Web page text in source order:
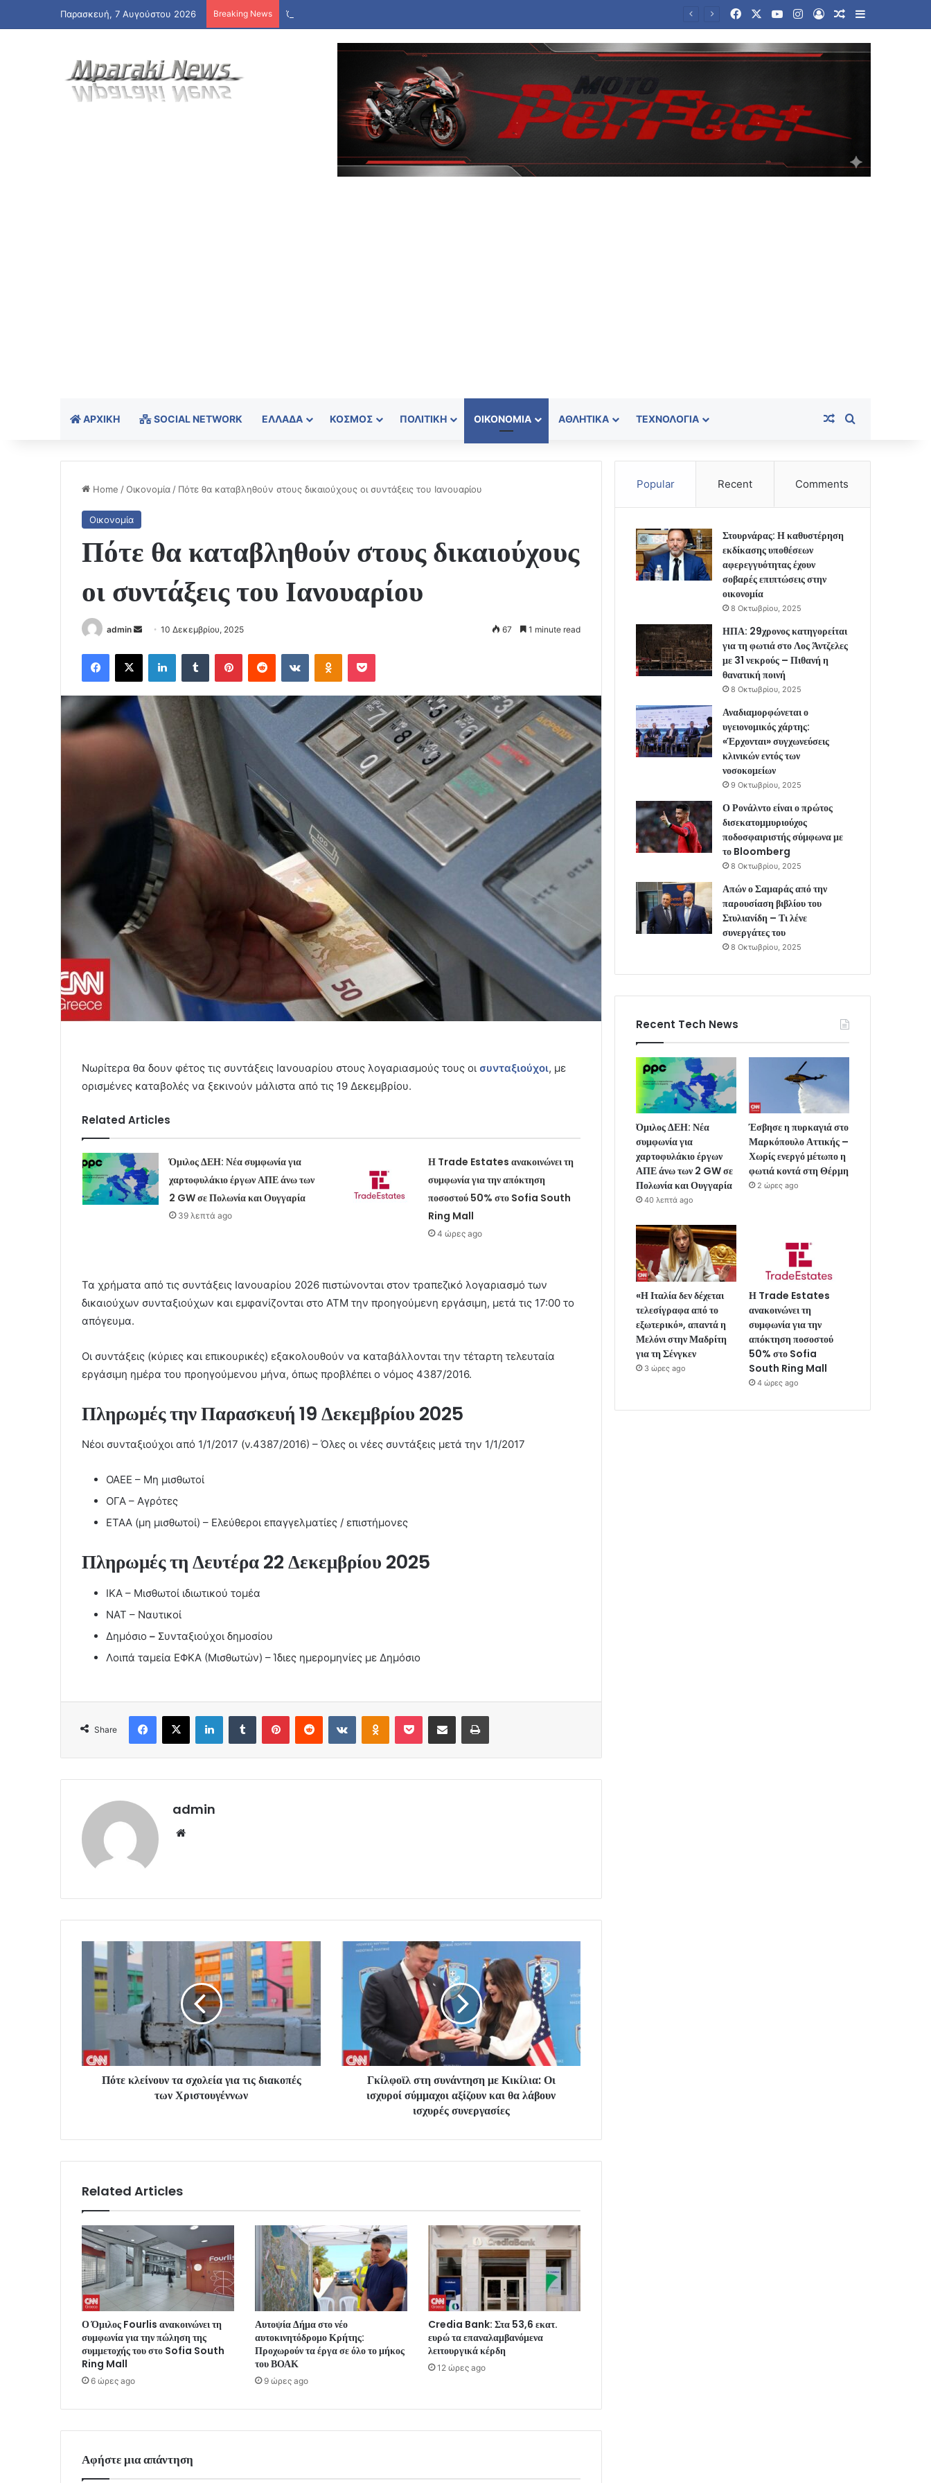
Παρασκευή, 7 Αυγούστου 2026 Breaking News FacebookYouTubeInstagram
Log InRandom Article
Sidebar
ΑΡΧΙΚΉ SOCIAL NETWORK ΕΛΛΆΔΑ ΚΌΣΜΟΣ ΠΟΛΙΤΙΚΉ ΟΙΚΟΝΟΜΊΑ ΑΘΛΗΤΙΚΆ ΤΕΧΝΟΛΟΓΊΑ Random Article
Home /Οικονομία / Πότε θα καταβληθούν στους δικαιούχους οι συντάξεις του Ιανουαρίου
Οικονομία
Πότε θα καταβληθούν στους δικαιούχους
οι συντάξεις του Ιανουαρίου
admin
Send
email
10 Δεκεμβρίου, 2025 67 1 minute read
Facebook
X LinkedInTumblr PinterestReddit VKontakteOdnoklassniki
Pocket
Νωρίτερα θα δουν φέτος τις συντάξεις Ιανουαρίου στους λογαριασμούς τους οι συνταξιούχοι, με
ορισμένες καταβολές να ξεκινούν μάλιστα από τις 19 Δεκεμβρίου.
Related Articles
Όμιλος ΔΕΗ: Νέα συμφωνία για
χαρτοφυλάκιο έργων ΑΠΕ άνω των
2 GW σε Πολωνία και Ουγγαρία
39 λεπτά ago
Η Trade Estates ανακοινώνει τη
συμφωνία για την απόκτηση
ποσοστού 50% στο Sofia South
Ring Mall
4 ώρες ago
Τα χρήματα από τις συντάξεις Ιανουαρίου 2026 πιστώνονται στον τραπεζικό λογαριασμό των
δικαιούχων συνταξιούχων και εμφανίζονται στο ΑΤΜ την προηγούμενη εργάσιμη, μετά τις 17:00 το
απόγευμα.
Οι συντάξεις (κύριες και επικουρικές) εξακολουθούν να καταβάλλονται την τέταρτη τελευταία
εργάσιμη ημέρα του προηγούμενου μήνα, όπως προβλέπει ο νόμος 4387/2016.
Πληρωμές την Παρασκευή 19 Δεκεμβρίου 2025
Νέοι συνταξιούχοι από 1/1/2017 (ν.4387/2016) – Όλες οι νέες συντάξεις μετά την 1/1/2017
ΟΑΕΕ – Μη μισθωτοί
ΟΓΑ – Αγρότες
ΕΤΑΑ (μη μισθωτοί) – Ελεύθεροι επαγγελματίες / επιστήμονες
Πληρωμές τη Δευτέρα 22 Δεκεμβρίου 2025
ΙΚΑ – Μισθωτοί ιδιωτικού τομέα
ΝΑΤ – Ναυτικοί
Δημόσιο – Συνταξιούχοι δημοσίου
Λοιπά ταμεία ΕΦΚΑ (Μισθωτών) – Ίδιες ημερομηνίες με Δημόσιο
Share
Facebook
X LinkedInTumblr PinterestReddit VKontakteOdnoklassniki
Pocket Share via Email Print
admin
Πότε κλείνουν τα σχολεία για τις διακοπές
των Χριστουγέννων
Γκίλφοϊλ στη συνάντηση με Κικίλια: Οι
ισχυροί σύμμαχοι αξίζουν και θα λάβουν
ισχυρές συνεργασίες
Related Articles
Ο Όμιλος Fourlis ανακοινώνει τη
συμφωνία για την πώληση της
συμμετοχής του στο Sofia South
Ring Mall
6 ώρες ago
Αυτοψία Δήμα στο νέο
αυτοκινητόδρομο Κρήτης:
Προχωρούν τα έργα σε όλο το μήκος
του ΒΟΑΚ
9 ώρες ago
Credia Bank: Στα 53,6 εκατ.
ευρώ τα επαναλαμβανόμενα
λειτουργικά κέρδη
12 ώρες ago
Αφήστε μια απάντηση
Popular Recent Comments
Στουρνάρας: Η καθυστέρηση
εκδίκασης υποθέσεων
αφερεγγυότητας έχουν
σοβαρές επιπτώσεις στην
οικονομία
8 Οκτωβρίου, 2025
ΗΠΑ: 29χρονος κατηγορείται
για τη φωτιά στο Λος Άντζελες
με 31 νεκρούς – Πιθανή η
θανατική ποινή
8 Οκτωβρίου, 2025
Αναδιαμορφώνεται ο
υγειονομικός χάρτης:
«Έρχονται» συγχωνεύσεις
κλινικών εντός των
νοσοκομείων
9 Οκτωβρίου, 2025
Ο Ρονάλντο είναι ο πρώτος
δισεκατομμυριούχος
ποδοσφαιριστής σύμφωνα με
το Bloomberg
8 Οκτωβρίου, 2025
Απών ο Σαμαράς από την
παρουσίαση βιβλίου του
Στυλιανίδη – Τι λένε
συνεργάτες του
8 Οκτωβρίου, 2025
Recent Tech News
Όμιλος ΔΕΗ: Νέα
συμφωνία για
χαρτοφυλάκιο έργων
ΑΠΕ άνω των 2 GW σε
Πολωνία και Ουγγαρία
40 λεπτά ago
Έσβησε η πυρκαγιά στο
Μαρκόπουλο Αττικής –
Χωρίς ενεργό μέτωπο η
φωτιά κοντά στη Θέρμη
2 ώρες ago
«Η Ιταλία δεν δέχεται
τελεσίγραφα από το
εξωτερικό», απαντά η
Μελόνι στην Μαδρίτη
για τη Σένγκεν
3 ώρες ago
Η Trade Estates
ανακοινώνει τη
συμφωνία για την
απόκτηση ποσοστού
50% στο Sofia
South Ring Mall
4 ώρες ago